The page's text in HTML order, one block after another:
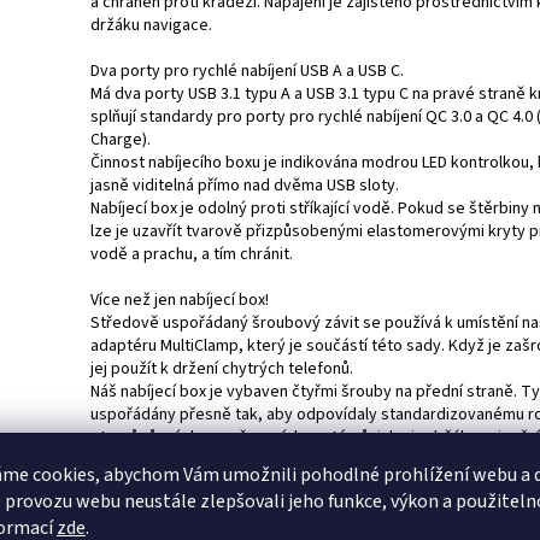
cookies, abychom Vám umožnili pohodlné prohlížení webu a
provozu webu neustále zlepšovali jeho funkce, výkon a
zde.
držáku navigace.
Dva porty pro rychlé nabíjení USB A a USB C.
Má dva porty USB 3.1 typu A a USB 3.1 typu C na pravé straně
splňují standardy pro porty pro rychlé nabíjení QC 3.0 a QC 4.0
Charge).
Činnost nabíjecího boxu je indikována modrou LED kontrolkou,
jasně viditelná přímo nad dvěma USB sloty.
Nabíjecí box je odolný proti stříkající vodě. Pokud se štěrbiny
lze je uzavřít tvarově přizpůsobenými elastomerovými kryty
vodě a prachu, a tím chránit.
Více než jen nabíjecí box!
Středově uspořádaný šroubový závit se používá k umístění
adaptéru MultiClamp, který je součástí této sady. Když je
jej použít k držení chytrých telefonů.
Náš nabíjecí box je vybaven čtyřmi šrouby na přední straně.
uspořádány přesně tak, aby odpovídaly standardizovanému
otvorů různých upevňovacích systémů, jako je držák
Garmin Zumo XT. To znamená, že tyto upevňovací systémy lze
bezpečně přišroubovat a ušetřit místo na nabíjecí krabici a
připojit k napájecímu zdroji.